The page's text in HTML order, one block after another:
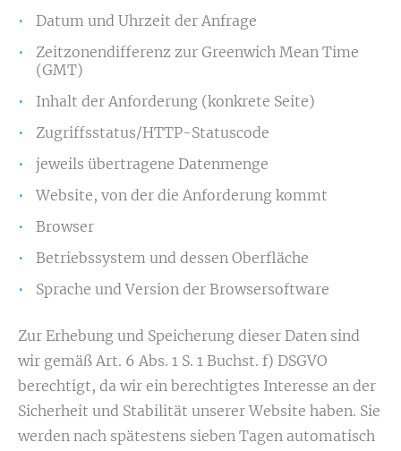
Datum und Uhrzeit der Anfrage
Zeitzonendifferenz zur Greenwich Mean Time
(GMT)
Inhalt der Anforderung (konkrete Seite)
Zugriffsstatus/HTTP-Statuscode
jeweils übertragene Datenmenge
Website, von der die Anforderung kommt
Browser
Betriebssystem und dessen Oberfläche
Sprache und Version der Browsersoftware
Zur Erhebung und Speicherung dieser Daten sind
wir gemäß Art. 6 Abs. 1 S. 1 Buchst. f) DSGVO
berechtigt, da wir ein berechtigtes Interesse an der
Sicherheit und Stabilität unserer Website haben. Sie
werden nach spätestens sieben Tagen automatisch